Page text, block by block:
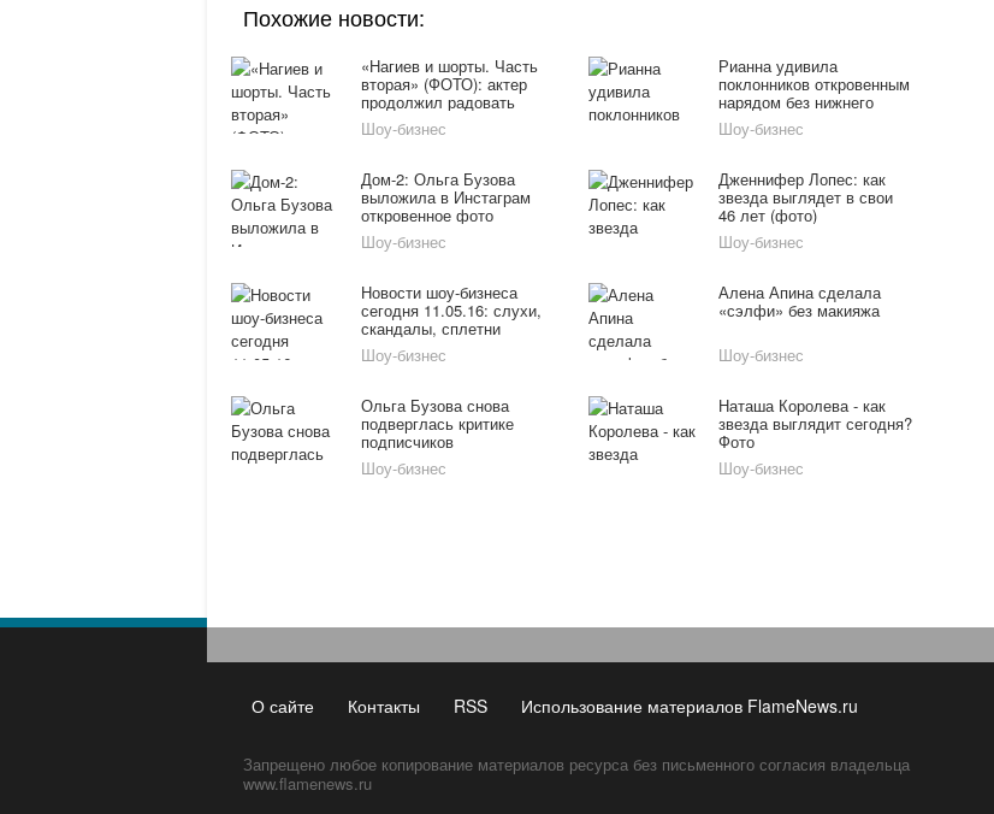
Похожие новости:
«Нагиев и шорты. Часть
вторая» (ФОТО): актер
продолжил радовать
фанатов в Instagtam
Шоу-бизнес
Рианна удивила
поклонников откровенным
нарядом без нижнего
белья
Шоу-бизнес
Дом-2: Ольга Бузова
выложила в Инстаграм
откровенное фото
Шоу-бизнес
Дженнифер Лопес: как
звезда выглядет в свои
46 лет (фото)
Шоу-бизнес
Новости шоу-бизнеса
сегодня 11.05.16: слухи,
скандалы, сплетни
Шоу-бизнес
Алена Апина сделала
«сэлфи» без макияжа
Шоу-бизнес
Ольга Бузова снова
подверглась критике
подписчиков
Шоу-бизнес
Наташа Королева - как
звезда выглядит сегодня?
Фото
Шоу-бизнес
О сайте Контакты RSS Использование материалов FlameNews.ru
Запрещено любое копирование материалов ресурса без письменного согласия владельца
www.flamenews.ru